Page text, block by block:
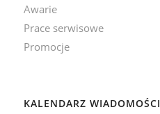
Awarie
Prace serwisowe
Promocje
KALENDARZ WIADOMOŚCI